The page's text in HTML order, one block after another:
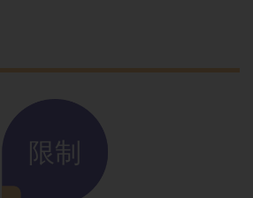
限制